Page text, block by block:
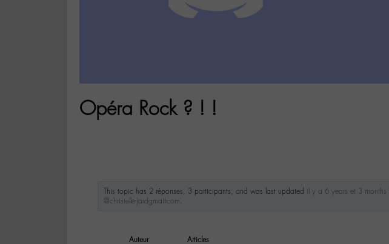
Opéra Rock ? ! !
This topic has 2 réponses, 3 participants, and was last updated il y a 6 years et 3 months
@christelle-jardgmail-com.
Auteur Articles